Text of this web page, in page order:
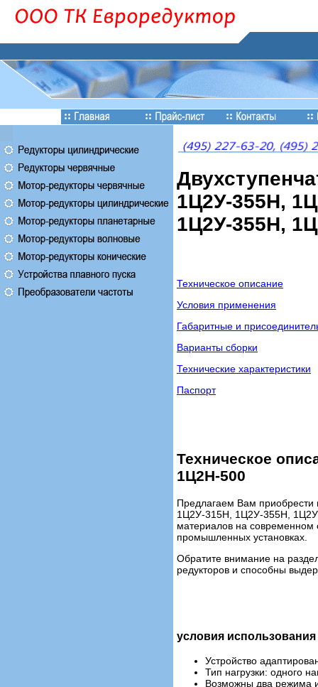
1Ц2У-355Н,
1Ц2У-355Н,
Техническое описание
Условия применения
Габаритные и
Варианты сборки
Технические характеристики
Паспорт
Техническое
1Ц2Н-500
Предлагаем Вам
1Ц2У-315Н, 1Ц2У-355Н,
материалов на современном
промышленных установках.
Обратите внимание на
редукторов и способны
условия
Устройство
Тип нагрузки: одного
Возможны два режима